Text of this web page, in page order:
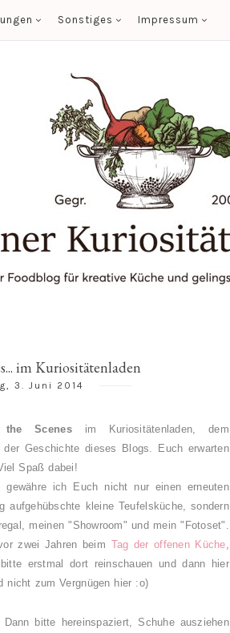
Sonstiges Impressum
im Kuriositätenladen
3. Juni 2014
the Scenesim Kuriositätenladen, dem
Geschichte dieses Blogs. Euch erwarten
Spaß dabei!
gewähre ich Euch nicht nur einen erneuten
aufgehübschte kleine Teufelsküche, sondern
meinen "Showroom" und mein "Fotoset".
zwei Jahren beim Tag der offenen Küche,
erstmal dort reinschauen und dann hier
nicht zum Vergnügen hier :o)
bitte hereinspaziert, Schuhe ausziehen